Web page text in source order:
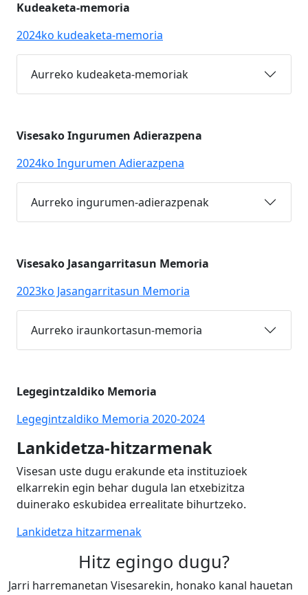
Kudeaketa-memoria
2024ko kudeaketa-memoria
Aurreko kudeaketa-memoriak
Visesako Ingurumen Adierazpena
2024ko Ingurumen Adierazpena
Aurreko ingurumen-adierazpenak
Visesako Jasangarritasun Memoria
2023ko Jasangarritasun Memoria
Aurreko iraunkortasun-memoria
Legegintzaldiko Memoria
Legegintzaldiko Memoria 2020-2024
Lankidetza-hitzarmenak
Visesan uste dugu erakunde eta instituzioek
elkarrekin egin behar dugula lan etxebizitza
duinerako eskubidea errealitate bihurtzeko.
Lankidetza hitzarmenak
Hitz egingo dugu?
Jarri harremanetan Visesarekin, honako kanal hauetan